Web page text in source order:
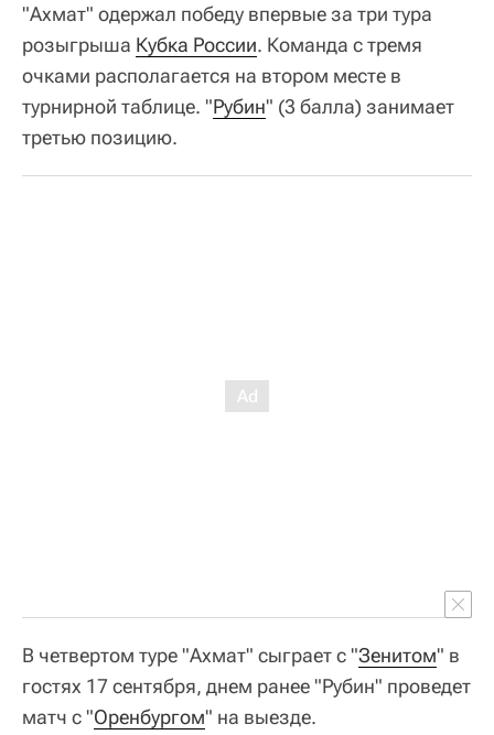
"Ахмат" одержал победу впервые за три тура
розыгрыша Кубка России. Команда с тремя
очками располагается на втором месте в
турнирной таблице. "Рубин" (3 балла) занимает
третью позицию.
В четвертом туре "Ахмат" сыграет с "Зенитом" в
гостях 17 сентября, днем ранее "Рубин" проведет
матч с "Оренбургом" на выезде.